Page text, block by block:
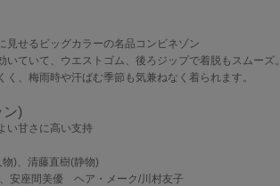
見せるビッグカラーの名品コンビネゾン
いていて、ウエストゴム、後ろジップで着脱もスムーズ。
く、梅雨時や汗ばむ季節も気兼ねなく着られます。
ン)
い甘さに高い支持
)、清藤直樹(静物)
安座間美優 ヘア・メーク/川村友子